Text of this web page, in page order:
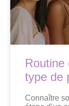
Routine
type de
Connaître